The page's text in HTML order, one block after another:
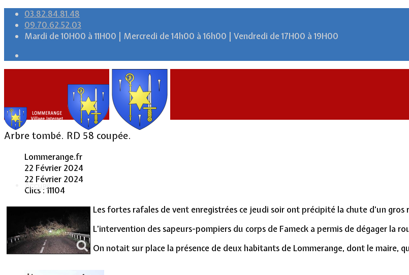
03.82.84.81.48
09.70.62.52.03
Mardi de 10H00 à 11H00 | Mercredi de 14h00 à 16h00 | Vendredi de 17H00 à 19H00
Accueil
Vie Municipale
Arbre tombé. RD 58 coupée.
Lommerange.fr
22 Février 2024
22 Février 2024
Clics : 11104
Les fortes rafales de vent enregistrées ce jeudi soir ont précipité la chute d’un
L’intervention des sapeurs-pompiers du corps de Fameck a permis de dégager la
On notait sur place la présence de deux habitants de Lommerange, dont le maire,